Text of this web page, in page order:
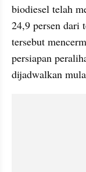
biodiesel telah
24,9 persen dari
tersebut
persiapan
dijadwalkan